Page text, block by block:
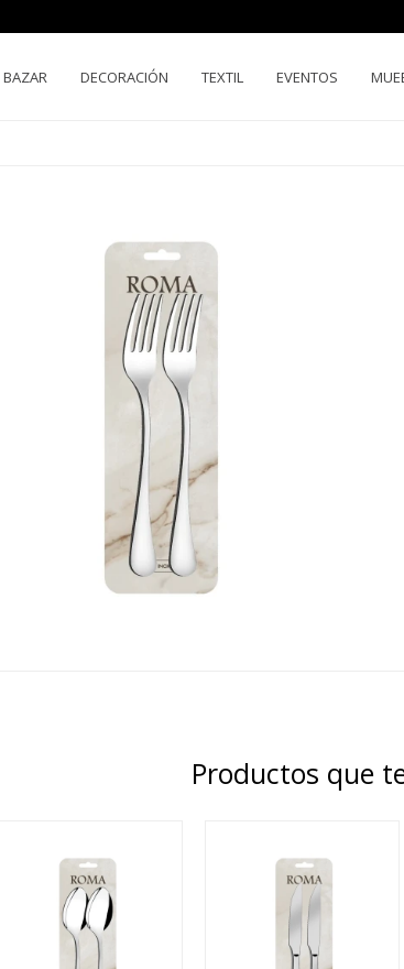
BAZAR DECORACIÓN TEXTIL EVENTOS
Productos que